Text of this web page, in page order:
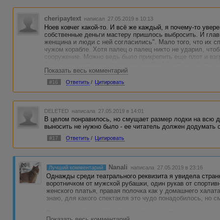
cheripaytext написал 27.05.2019 в 10:13
Ноев ковчег какой-то. И всё же каждый, я почему-то
собственные деньги мастеру пришлось выбросить. И
женщина и люди с ней согласились". Мало того, что их
чужом корабле. Хотя палец о палец никто не ударил,
сооружение. Можно ведь было прикрепить еще плот и
(беспрерывно идёт дождь)? И если мастер предвидел,
него было время выстроить корабль, то это попросту
Показать весь комментарий
#16 Ответить / Цитировать
DELETED написала 27.05.2019 в 14:01
В целом понравилось, но смущает размер лодки на всю
выносить не нужно было - ее читатель должен додумать
#17 Ответить / Цитировать
Лучший комментарий Nanali написала 27.05.2019 в 23:16
Однажды среди театрального реквизита я увидела
воротничком от мужской рубашки, один рукав от
женского платья, правая полочка как у домашнего
знаю, для какого спектакля это чудо понадобилось, но